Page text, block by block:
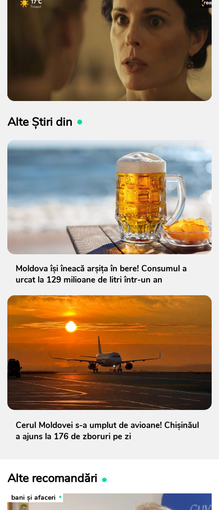
Alte Știri din
Moldova își îneacă arșița în bere! Consumul a
urcat la 129 milioane de litri într-un an
Cerul Moldovei s-a umplut de avioane! Chișinăul
a ajuns la 176 de zboruri pe zi
Alte recomandări
bani și afaceri